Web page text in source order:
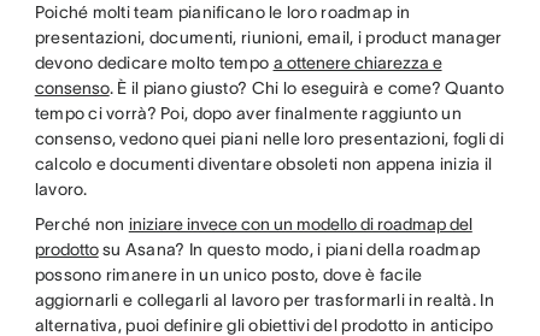
Poiché molti team pianificano le loro roadmap in
presentazioni, documenti, riunioni, email, i product manager
devono dedicare molto tempo a ottenere chiarezza e
consenso. È il piano giusto? Chi lo eseguirà e come? Quanto
tempo ci vorrà? Poi, dopo aver finalmente raggiunto un
consenso, vedono quei piani nelle loro presentazioni, fogli di
calcolo e documenti diventare obsoleti non appena inizia il
lavoro.
Perché non iniziare invece con un modello di roadmap del
prodottosu Asana? In questo modo, i piani della roadmap
possono rimanere in un unico posto, dove è facile
aggiornarli e collegarli al lavoro per trasformarli in realtà. In
alternativa, puoi definire gli obiettivi del prodotto in anticipo